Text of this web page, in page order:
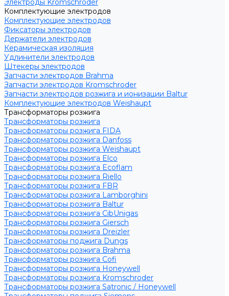
Электроды Kromschroder
Комплектующие электродов
Комплектующие электродов
Фиксаторы электродов
Держатели электродов
Керамическая изоляция
Удлинители электродов
Штекеры электродов
Запчасти электродов Brahma
Запчасти электродов Kromschroder
Запчасти электродов розжига и ионизации Baltur
Комплектующие электродов Weishaupt
Трансформаторы розжига
Трансформаторы розжига
Трансформаторы розжига FIDA
Трансформаторы розжига Danfoss
Трансформаторы розжига Weishaupt
Трансформаторы розжига Elco
Трансформаторы розжига Ecoflam
Трансформаторы розжига Riello
Трансформаторы розжига FBR
Трансформаторы розжига Lamborghini
Трансформаторы розжига Baltur
Трансформаторы розжига CibUnigas
Трансформаторы розжига Giersch
Трансформаторы розжига Dreizler
Трансформаторы поджига Dungs
Трансформаторы розжига Brahma
Трансформаторы розжига Cofi
Трансформаторы розжига Honeywell
Трансформаторы розжига Kromschroder
Трансформаторы розжига Satronic / Honeywell